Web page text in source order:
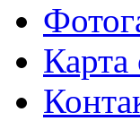
Карта